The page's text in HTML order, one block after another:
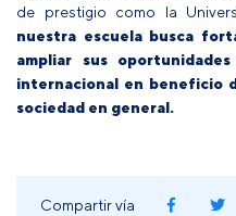
de prestigio como la
nuestra escuela busca
ampliar sus
internacional en beneficio
sociedad en general.
Compartir vía